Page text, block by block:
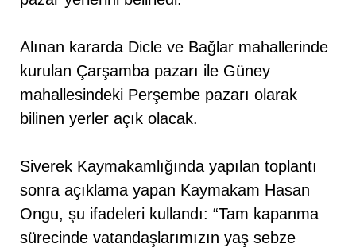
Alınan kararda Dicle ve Bağlar mahallerinde
kurulan Çarşamba pazarı ile Güney
mahallesindeki Perşembe pazarı olarak
bilinen yerler açık olacak.
Siverek Kaymakamlığında yapılan toplantı
sonra açıklama yapan Kaymakam Hasan
Ongu, şu ifadeleri kullandı: “Tam kapanma
sürecinde vatandaşlarımızın yaş sebze